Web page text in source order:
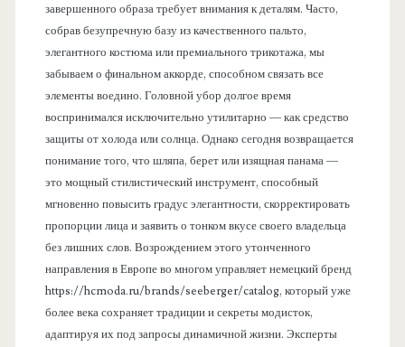
завершенного образа требует внимания к деталям. Часто,
собрав безупречную базу из качественного пальто,
элегантного костюма или премиального трикотажа, мы
забываем о финальном аккорде, способном связать все
элементы воедино. Головной убор долгое время
воспринимался исключительно утилитарно — как средство
защиты от холода или солнца. Однако сегодня возвращается
понимание того, что шляпа, берет или изящная панама —
это мощный стилистический инструмент, способный
мгновенно повысить градус элегантности, скорректировать
пропорции лица и заявить о тонком вкусе своего владельца
без лишних слов. Возрождением этого утонченного
направления в Европе во многом управляет немецкий бренд
https://hcmoda.ru/brands/seeberger/catalog, который уже
более века сохраняет традиции и секреты модисток,
адаптируя их под запросы динамичной жизни. Эксперты